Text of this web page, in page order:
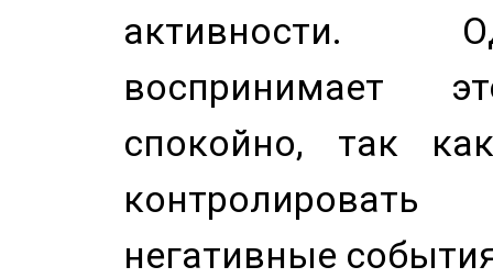
активности.
воспринимает
спокойно, так
негативные